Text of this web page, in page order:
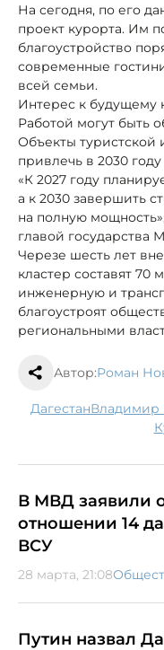
На сегодня, по его
проект курорта. Им
благоустройство
современные
всей семьи.
Интерес к будущему
Работой могут быть
Объекты туристской
привлечь в 2030
«К 2027 году
а к 2030 завершить
на полную
главой государства
Черезе шесть лет
кластер составят 70
инженерную и
благоустроят
региональными
Автор:Роман
Дагестан
В МВД заявили
отношении 14
ВСУ
28 марта, 21:08
Путин назвал